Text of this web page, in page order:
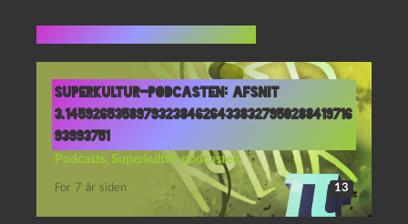
Superkultur-podcasten: Afsnit
3.1459265358979323846264338327950288419716
93993751
Podcasts, Superkultur-podcasten
For 7 år siden 13